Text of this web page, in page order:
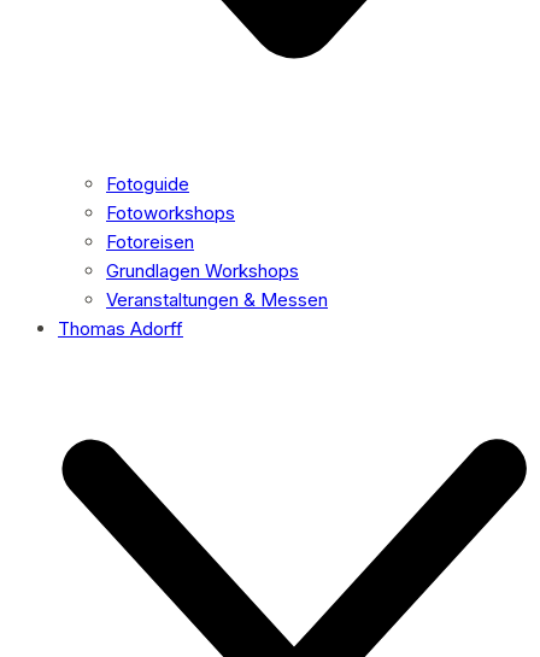
Fotoguide
Fotoworkshops
Fotoreisen
Grundlagen Workshops
Veranstaltungen & Messen
Thomas Adorff